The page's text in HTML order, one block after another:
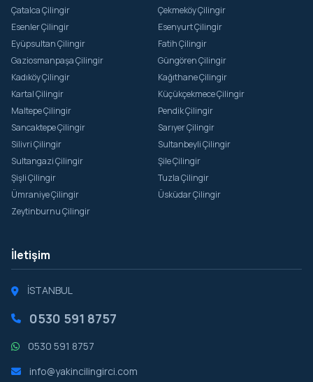
Çatalca Çilingir
Çekmeköy Çilingir
Esenler Çilingir
Esenyurt Çilingir
Eyüpsultan Çilingir
Fatih Çilingir
Gaziosmanpaşa Çilingir
Güngören Çilingir
Kadıköy Çilingir
Kağıthane Çilingir
Kartal Çilingir
Küçükçekmece Çilingir
Maltepe Çilingir
Pendik Çilingir
Sancaktepe Çilingir
Sarıyer Çilingir
Silivri Çilingir
Sultanbeyli Çilingir
Sultangazi Çilingir
Şile Çilingir
Şişli Çilingir
Tuzla Çilingir
Ümraniye Çilingir
Üsküdar Çilingir
Zeytinburnu Çilingir
İletişim
İSTANBUL
0530 591 8757
0530 591 8757
info@yakincilingirci.com